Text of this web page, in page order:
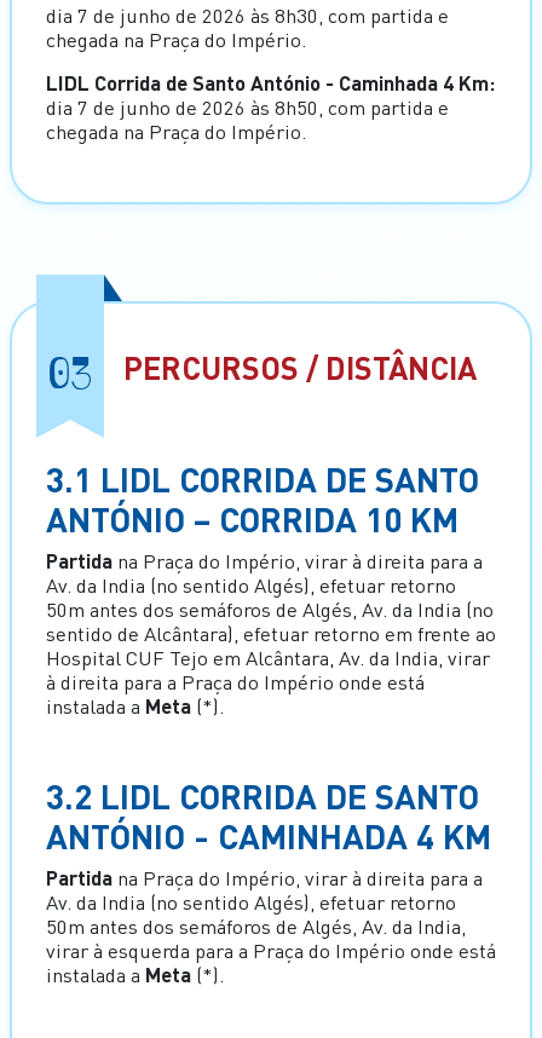
dia 7 de junho de 2026 às 8h30, com partida e
chegada na Praça do Império.
LIDL Corrida de Santo António - Caminhada 4 Km:
dia 7 de junho de 2026 às 8h50, com partida e
chegada na Praça do Império.
03 PERCURSOS / DISTÂNCIA
3.1 LIDL CORRIDA DE SANTO
ANTÓNIO – CORRIDA 10 KM
Partida na Praça do Império, virar à direita para a
Av. da India (no sentido Algés), efetuar retorno
50m antes dos semáforos de Algés, Av. da India (no
sentido de Alcântara), efetuar retorno em frente ao
Hospital CUF Tejo em Alcântara, Av. da India, virar
à direita para a Praça do Império onde está
instalada a Meta (*).
3.2 LIDL CORRIDA DE SANTO
ANTÓNIO - CAMINHADA 4 KM
Partida na Praça do Império, virar à direita para a
Av. da India (no sentido Algés), efetuar retorno
50m antes dos semáforos de Algés, Av. da India,
virar à esquerda para a Praça do Império onde está
instalada a Meta (*).